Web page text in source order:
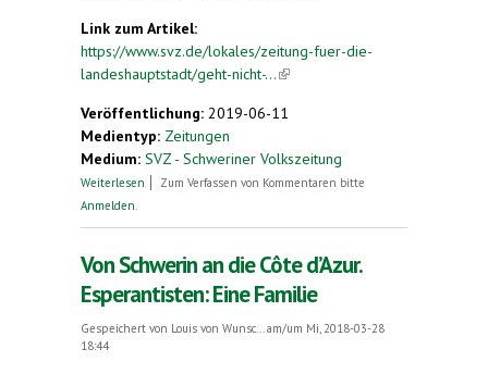
Link zum Artikel:
https://www.svz.de/lokales/zeitung-fuer-die-
landeshauptstadt/geht-nicht-...(link is external)
Veröffentlichung: 2019-06-11
Medientyp: Zeitungen
Medium: SVZ - Schweriner Volkszeitung
Weiterlesen über 100 Nationen in Schwerin: Geht nicht, gibts
Zum Verfassen von Kommentaren bitte
Anmelden
Von Schwerin an die Côte d’Azur.
Esperantisten: Eine Familie
Gespeichert von Louis von Wunsc...
am/um Mi, 2018-03-28
18:44